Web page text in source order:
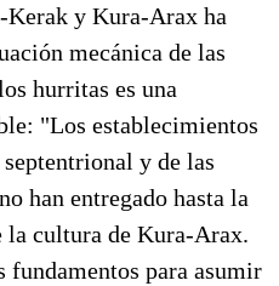
y Kura-Arax ha
mecánica de las
hurritas es una
"Los establecimientos
y de las
han entregado hasta la
la cultura de Kura-Arax.
fundamentos para asumir